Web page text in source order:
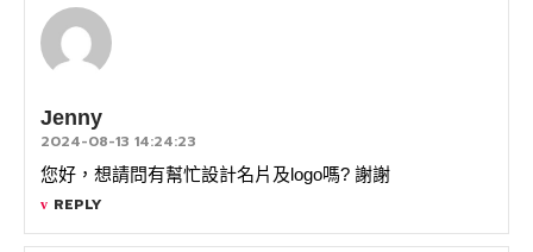
Jenny
2024-08-13 14:24:23
您好，想請問有幫忙設計名片及logo嗎? 謝謝
REPLY